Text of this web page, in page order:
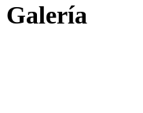
Galería